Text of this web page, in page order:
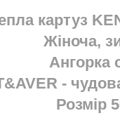
картуз
Жіноча,
Ангорка
-
Розмір